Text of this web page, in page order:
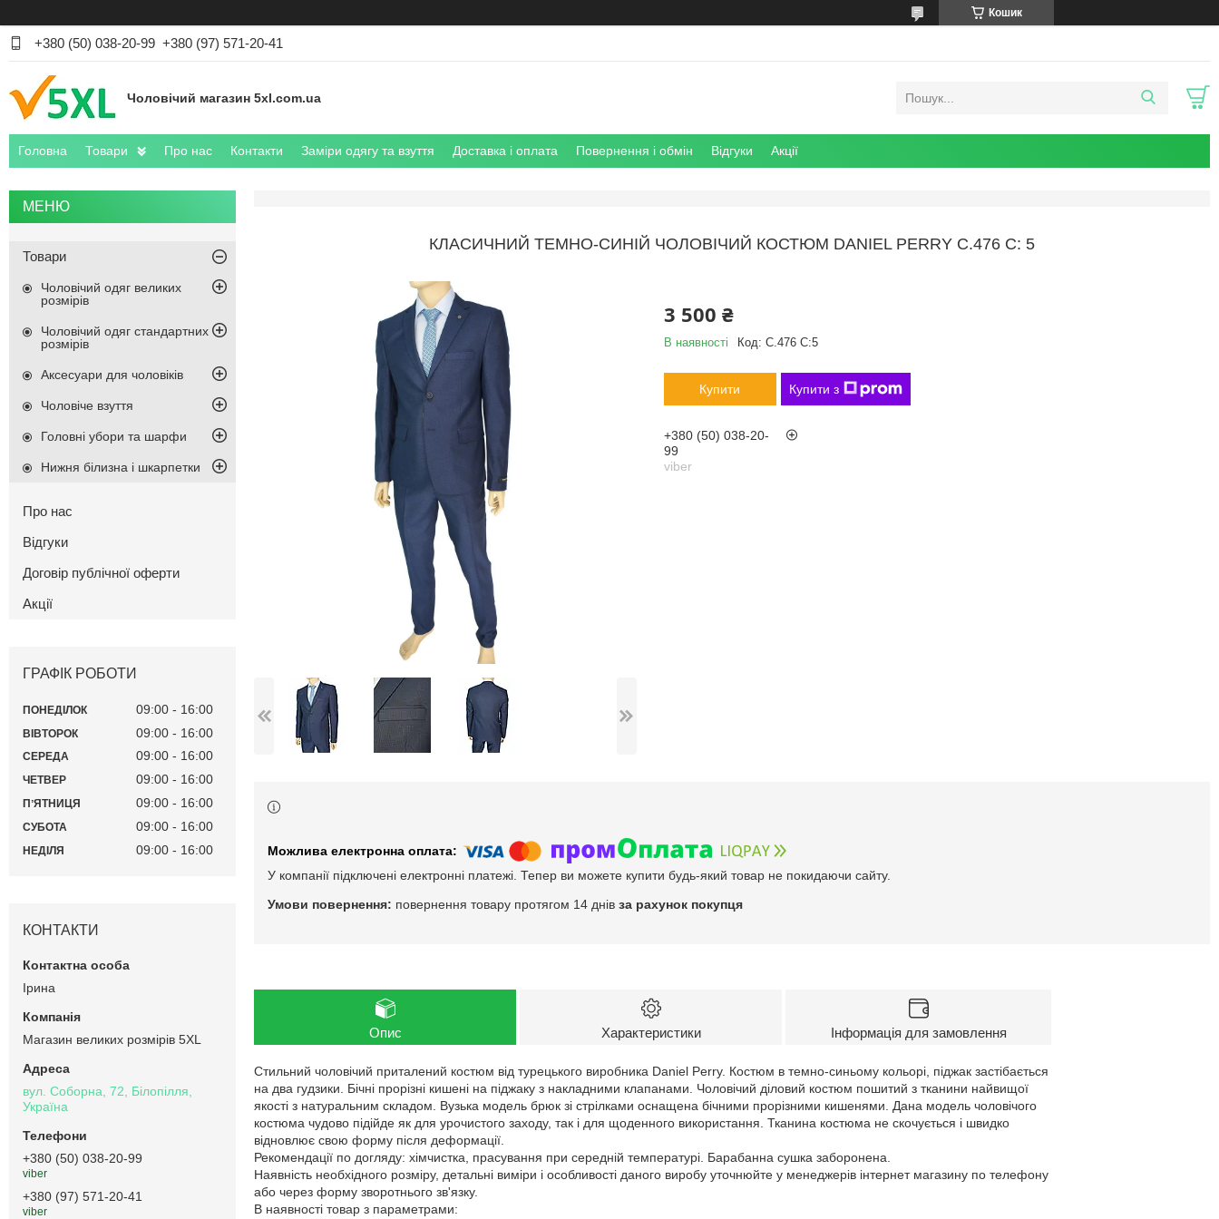
Кошик
+380 (50) 038-20-99 +380 (97) 571-20-41
Чоловічий магазин 5xl.com.ua
Головна Товари Про нас Контакти Заміри одягу та взуття Доставка і оплата Повернення і обмін Відгуки Акції
КЛАСИЧНИЙ ТЕМНО-СИНІЙ ЧОЛОВІЧИЙ КОСТЮМ DANIEL PERRY C.476 C: 5
3 500 ₴
В наявності Код: C.476 C:5
Купити Купити з
+380 (50) 038-20-
99
viber
У компанії підключені електронні платежі. Тепер ви можете купити будь-який товар не покидаючи сайту.
повернення товару протягом 14 днів за рахунок покупця
Опис Характеристики Інформація для замовлення
Стильний чоловічий приталений костюм від турецького виробника Daniel Perry. Костюм в темно-синьому кольорі, піджак застібається
на два гудзики. Бічні прорізні кишені на піджаку з накладними клапанами. Чоловічий діловий костюм пошитий з тканини найвищої
якості з натуральним складом. Вузька модель брюк зі стрілками оснащена бічними прорізними кишенями. Дана модель чоловічого
костюма чудово підійде як для урочистого заходу, так і для щоденного використання. Тканина костюма не скочується і швидко
відновлює свою форму після деформації.
Рекомендації по догляду: хімчистка, прасування при середній температурі. Барабанна сушка заборонена.
Наявність необхідного розміру, детальні виміри і особливості даного виробу уточнюйте у менеджерів інтернет магазину по телефону
або через форму зворотнього зв'язку.
В наявності товар з параметрами:
Товари
Чоловічий одяг великих
розмірів
Чоловічий одяг стандартних
розмірів
Аксесуари для чоловіків
Чоловіче взуття
Головні убори та шарфи
Нижня білизна і шкарпетки
Про нас
Відгуки
Договір публічної оферти
Акції
ГРАФІК РОБОТИ
ПОНЕДІЛОК 09:00 16:00
ВІВТОРОК 09:00 16:00
СЕРЕДА 09:00 16:00
ЧЕТВЕР 09:00 16:00
ПʼЯТНИЦЯ 09:00 16:00
СУБОТА 09:00 16:00
НЕДІЛЯ 09:00 16:00
КОНТАКТИ
Ірина
Магазин великих розмірів 5XL
вул. Соборна, 72, Білопілля,
Україна
+380 (50) 038-20-99
viber
+380 (97) 571-20-41
viber